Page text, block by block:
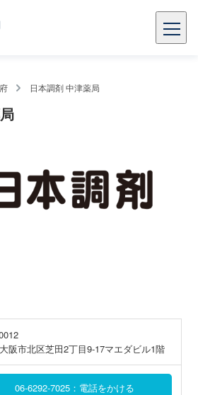
日本調剤 中津薬局
阪市北区芝田2丁目9-17マエダビル1階
06-6292-7025：電話をかける